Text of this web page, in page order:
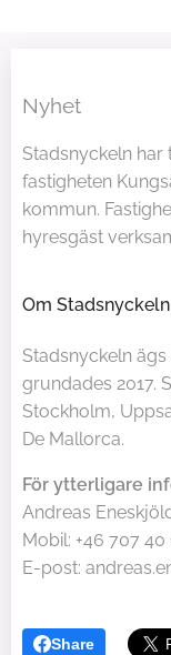
Nyhet
Stadsnyckeln
fastigheten
kommun.
hyresgäst
Om Stadsnyckeln
Stadsnyckeln
grundades 2017.
Stockholm,
De Mallorca.
För ytterligare
Andreas
Mobil: +46 707 40
E-post:
Share